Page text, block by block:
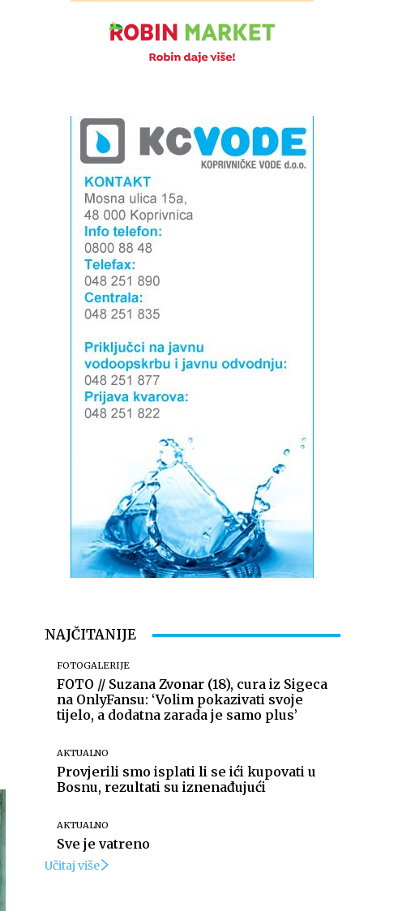
NAJČITANIJE
FOTOGALERIJE
FOTO // Suzana Zvonar (18), cura iz Sigeca
na OnlyFansu: ‘Volim pokazivati svoje
tijelo, a dodatna zarada je samo plus’
AKTUALNO
Provjerili smo isplati li se ići kupovati u
Bosnu, rezultati su iznenađujući
AKTUALNO
Sve je vatreno
Učitaj više